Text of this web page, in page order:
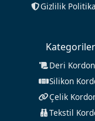
Gizlilik
Kategoriler
Deri Kordon
Silikon
Çelik
Tekstil